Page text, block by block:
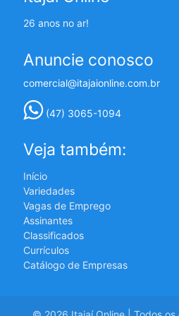
26 anos no ar!
Anuncie conosco
comercial@itajaionline.com.br
(47) 3065-1094
Veja também:
Início
Variedades
Vagas de Emprego
Assinantes
Classificados
Currículos
Catálogo de Empresas